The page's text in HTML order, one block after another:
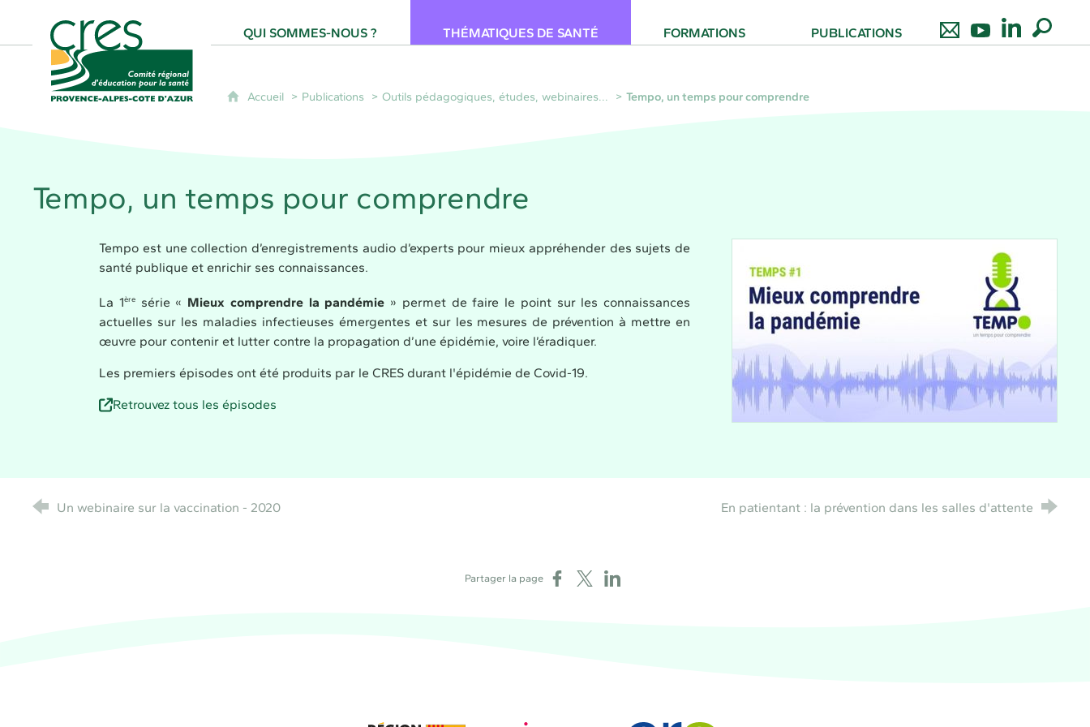
QUI SOMMES-NOUS ?
THÉMATIQUES DE SANTÉ FORMATIONS PUBLICATIONS
Accueil Publications Outils pédagogiques, études, webinaires... Tempo, un temps pour comprendre
Tempo, un temps pour comprendre
Tempo est une collection d’enregistrements audio d’experts pour mieux appréhender des sujets de
santé publique et enrichir ses connaissances.
La 1èresérie « Mieux comprendre la pandémie » permet de faire le point sur les connaissances
actuelles sur les maladies infectieuses émergentes et sur les mesures de prévention à mettre en
œuvre pour contenir et lutter contre la propagation d’une épidémie, voire l’éradiquer.
Les premiers épisodes ont été produits par le CRES durant l'épidémie de Covid-19.
Retrouvez tous les épisodes
Un webinaire sur la vaccination - 2020 En patientant : la prévention dans les salles d'attente
Partager la page Partager sur Facebook
Partager sur XPartager sur LinkedIn